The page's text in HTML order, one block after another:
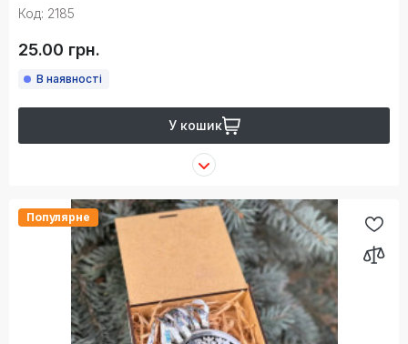
Код: 2185
25.00 грн.
В наявності
У кошик
Популярне